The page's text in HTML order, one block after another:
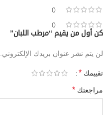
0
0
كن أول من يقيم “مرطب اللبان”
لن يتم نشر عنوان بريدك الإلكتروني.
تقييمك *
مراجعتك *